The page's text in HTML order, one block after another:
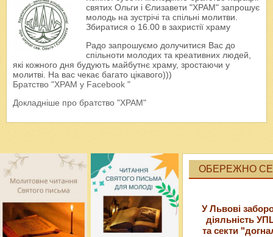
святих Ольги і Єлизавети "ХРАМ" запрошує
молодь на зустрічі та спільні молитви.
Збиратися о 16.00 в захристії храму
Радо запрошуємо долучитися Вас до
спільноти молодих та креативних людей,
які кожного дня будують майбутнє храму, зростаючи у
молитві. На вас чекає багато цікавого)))
Братство "ХРАМ у Facebook "
Докладніше про братство "ХРАМ"
ОБЕРЕЖНО
У Львові
діяльність
та секти